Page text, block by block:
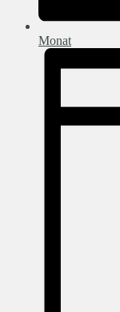
Monat